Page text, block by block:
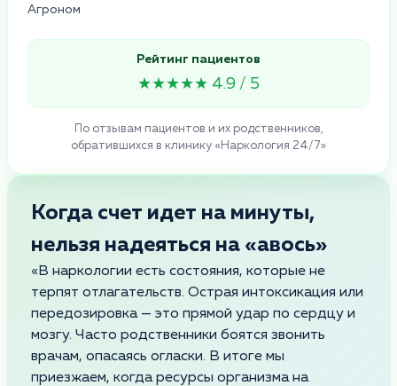
Агроном
Рейтинг пациентов
★★★★★ 4.9 / 5
По отзывам пациентов и их родственников,
обратившихся в клинику «Наркология 24/7»
Когда счет идет на минуты,
нельзя надеяться на «авось»
«В наркологии есть состояния, которые не
терпят отлагательств. Острая интоксикация или
передозировка — это прямой удар по сердцу и
мозгу. Часто родственники боятся звонить
врачам, опасаясь огласки. В итоге мы
приезжаем, когда ресурсы организма на